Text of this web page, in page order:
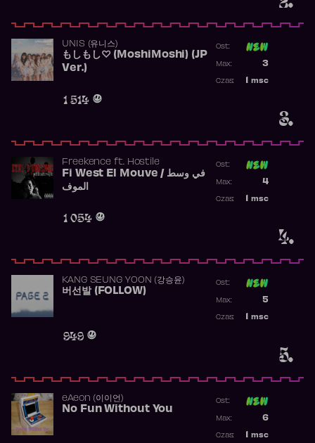
3.
UNIS (유니스)
もしもし♡ (MoshiMoshi) (JP
Ver.)
1 514
Ost:
3
Max:
msc
Czas:
4.
Freekence ft. Hostile
Fi West El Mouve / في وسط
الموف
1 054
Ost:
4
Max:
msc
Czas:
5.
KANG SEUNG YOON (강승윤)
버선발 (FOLLOW)
949
Ost:
5
Max:
msc
Czas:
​eAeon (이이언)
No Fun Without You
Ost:
6
Max:
msc
Czas: